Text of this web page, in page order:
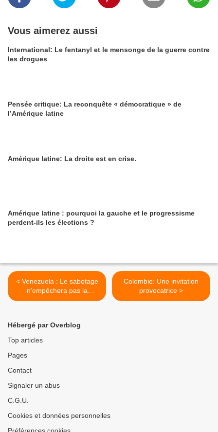
Vous aimerez aussi
International: Le fentanyl et le mensonge de la guerre contre
les drogues
Pensée critique: La reconquête « démocratique » de
l’Amérique latine
Amérique latine: La droite est en crise.
Amérique latine : pourquoi la gauche et le progressisme
perdent-ils les élections ?
< Venezuela : Le sabotage
n'empêchera pas la
Rencontre Anti-impérialiste
Colombie: Une invitation
provocatrice >
Hébergé par Overblog
Top articles
Pages
Contact
Signaler un abus
C.G.U.
Cookies et données personnelles